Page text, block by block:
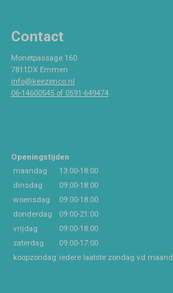
Contact
Monetpassage 160
7811DX Emmen
info@keezenco.nl
06-14600545 of 0591-649474
Openingstijden
maandag
13:00-18:00
dinsdag
09:00-18:00
woensdag
09:00-18:00
donderdag
09:00-21:00
vrijdag
09:00-18:00
zaterdag
09:00-17:00
koopzondag iedere laatste zondag vd maand